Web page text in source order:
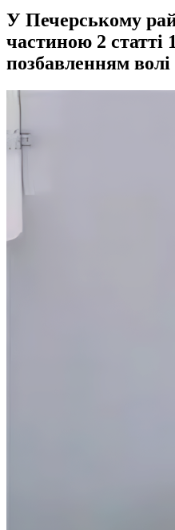
У Печерському
частиною 2 статті
позбавленням